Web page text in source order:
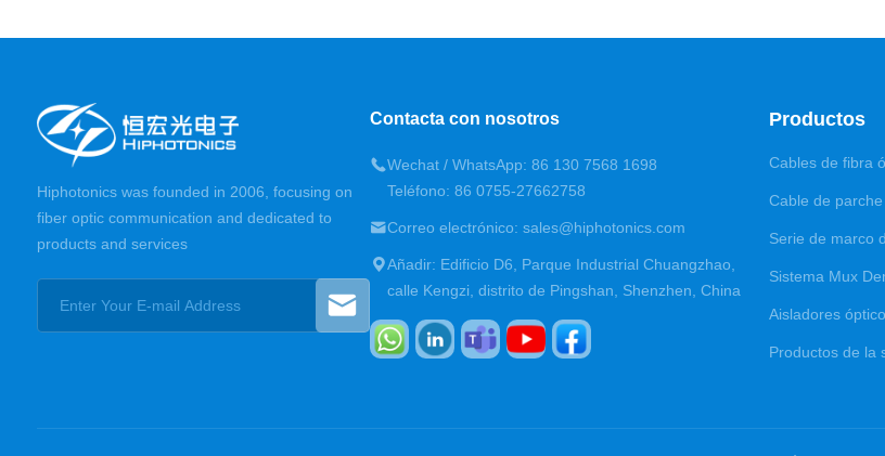
Productos
Cables de fibra
Cable de
Serie de marco
Sistema Mux
Aisladores
Productos de la
Contacta con nosotros
Wechat / WhatsApp: 86 130 7568 1698
Teléfono: 86 0755-27662758
Correo electrónico: sales@hiphotonics.com
Añadir: Edificio D6, Parque Industrial Chuangzhao,
calle Kengzi, distrito de Pingshan, Shenzhen, China
Hiphotonics was founded in 2006, focusing on
fiber optic communication and dedicated to
products and services